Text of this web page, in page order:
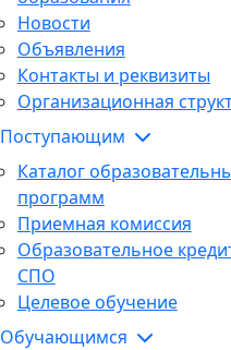
Новости
Объявления
Контакты и реквизиты
Организационная
Поступающим
Каталог
программ
Приемная комиссия
Образовательное
СПО
Целевое обучение
Обучающимся